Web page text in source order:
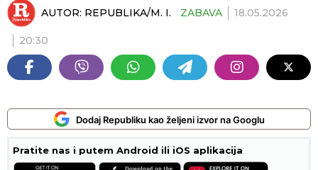
AUTOR: REPUBLIKA/M. I. ZABAVA 18.05.2026
20:30
Dodaj Republiku kao željeni izvor na Googlu
Pratite nas i putem Android ili iOS aplikacija